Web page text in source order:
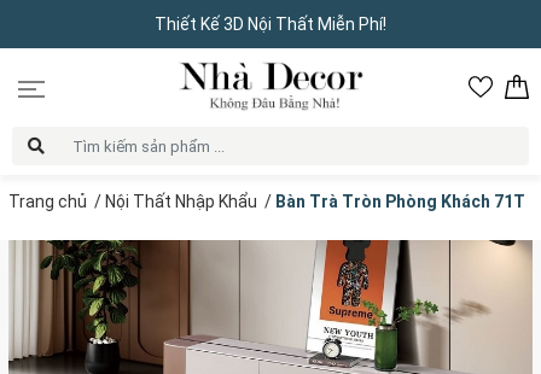
Thiết Kế 3D Nội Thất Miễn Phí!
Trang chủ / Nội Thất Nhập Khẩu / Bàn Trà Tròn Phòng Khách 71T